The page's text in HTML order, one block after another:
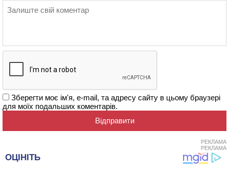
Зберегти моє ім'я, e-mail, та адресу сайту в цьому браузері
для моїх подальших коментарів.
РЕКЛАМА
РЕКЛАМА